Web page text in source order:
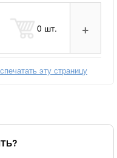
0 шт. +
эту страницу